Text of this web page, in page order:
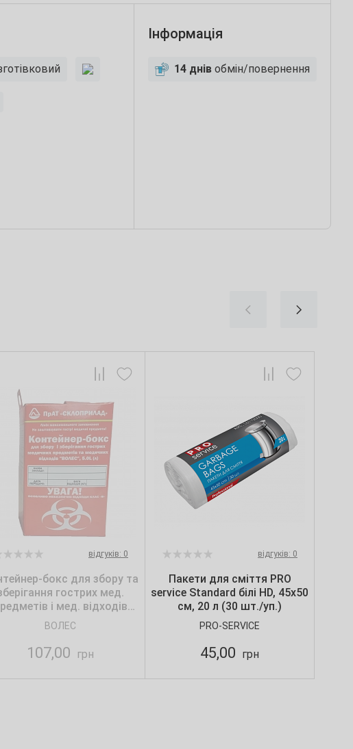
Інформація
14 днів обмін/повернення
відгуків: 0
бокс для збору та
гострих мед.
і мед. відходів
"ВОЛЕС", 5 л
ВОЛЕС
107,00 грн
відгуків: 0
Пакети для сміття PRO
service Standard білі HD, 45х50
см, 20 л (30 шт./уп.)
PRO-SERVICE
45,00 грн